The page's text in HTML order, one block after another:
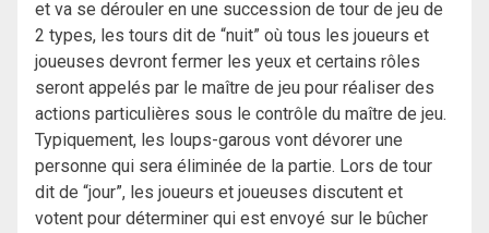
et va se dérouler en une succession de tour de jeu de
2 types, les tours dit de “nuit” où tous les joueurs et
joueuses devront fermer les yeux et certains rôles
seront appelés par le maître de jeu pour réaliser des
actions particulières sous le contrôle du maître de jeu.
Typiquement, les loups-garous vont dévorer une
personne qui sera éliminée de la partie. Lors de tour
dit de “jour”, les joueurs et joueuses discutent et
votent pour déterminer qui est envoyé sur le bûcher